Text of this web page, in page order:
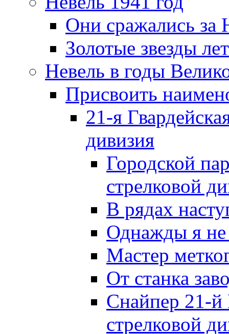
Они сражались за
Золотые звезды
Невель в годы
Присвоить
21-я
дивизия
Городской
стрелковой
В рядах
Однажды я
Мастер
От станка
Снайпер 21-й
стрелковой